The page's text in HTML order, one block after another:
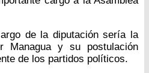
de la diputación sería la
Managua y su postulación
de los partidos políticos.